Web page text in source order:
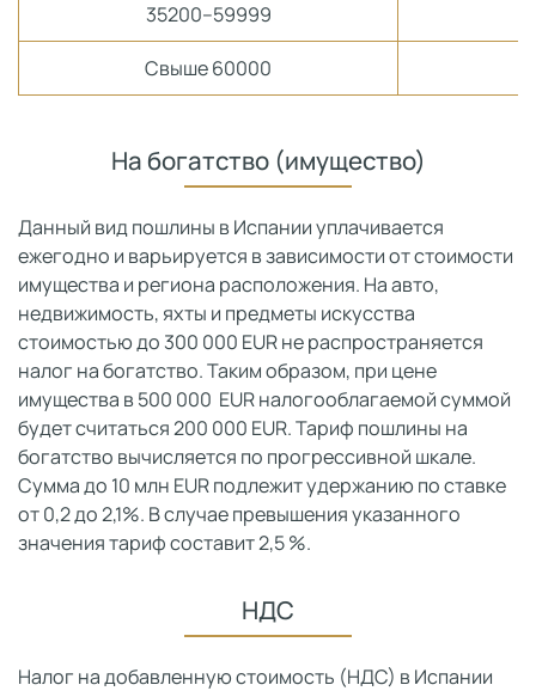
35200–59999
Свыше 60000
На богатство (имущество)
Данный вид пошлины в Испании уплачивается
ежегодно и варьируется в зависимости от стоимости
имущества и региона расположения. На авто,
недвижимость, яхты и предметы искусства
стоимостью до 300 000 EUR не распространяется
налог на богатство. Таким образом, при цене
имущества в 500 000 EUR налогооблагаемой суммой
будет считаться 200 000 EUR. Тариф пошлины на
богатство вычисляется по прогрессивной шкале.
Сумма до 10 млн EUR подлежит удержанию по ставке
от 0,2 до 2,1%. В случае превышения указанного
значения тариф составит 2,5 %.
НДС
Налог на добавленную стоимость (НДС) в Испании